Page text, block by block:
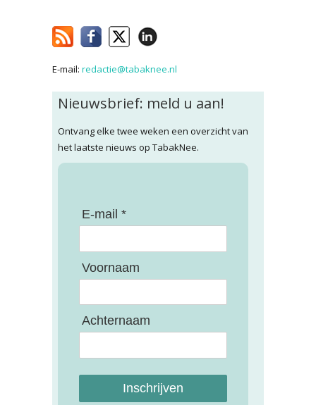
E-mail: redactie@tabaknee.nl
Nieuwsbrief: meld u aan!
Ontvang elke twee weken een overzicht van
het laatste nieuws op TabakNee.
E-mail *
Voornaam
Achternaam
Inschrijven